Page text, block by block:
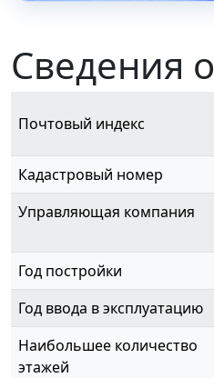
Сведения
Почтовый индекс
Кадастровый номер
Управляющая компания
Год постройки
Год ввода в эксплуатацию
Наибольшее количество
этажей